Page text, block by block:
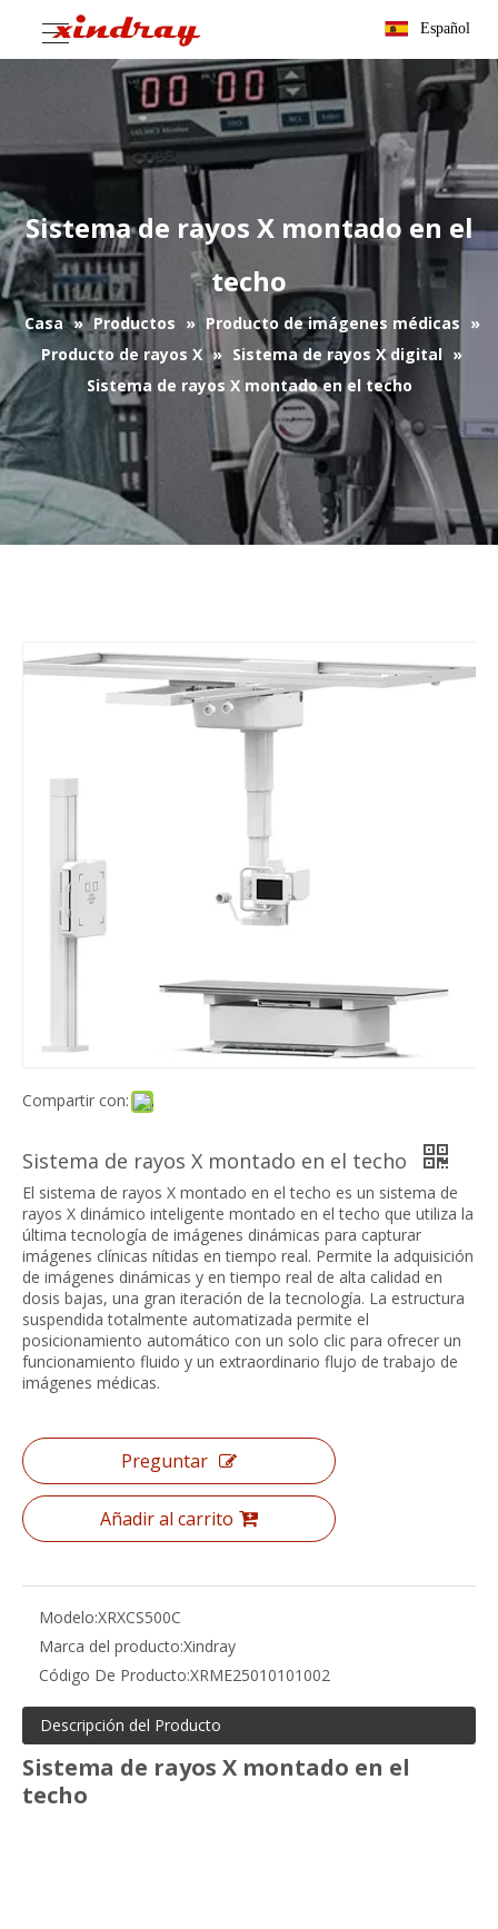
Español
Sistema de rayos X montado en el
techo
Casa » Productos » Producto de imágenes médicas »
Producto de rayos X » Sistema de rayos X digital »
Sistema de rayos X montado en el techo
Compartir con:
Sistema de rayos X montado en el techo
El sistema de rayos X montado en el techo es un sistema de
rayos X dinámico inteligente montado en el techo que utiliza la
última tecnología de imágenes dinámicas para capturar
imágenes clínicas nítidas en tiempo real. Permite la adquisición
de imágenes dinámicas y en tiempo real de alta calidad en
dosis bajas, una gran iteración de la tecnología. La estructura
suspendida totalmente automatizada permite el
posicionamiento automático con un solo clic para ofrecer un
funcionamiento fluido y un extraordinario flujo de trabajo de
imágenes médicas.
Preguntar
Añadir al carrito
Modelo:XRXCS500C
Marca del producto:Xindray
Código De Producto:XRME25010101002
Descripción del Producto
Sistema de rayos X montado en el
techo